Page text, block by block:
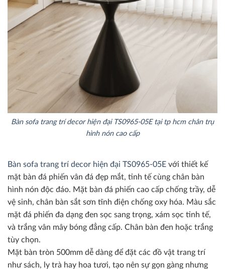
Bàn sofa trang trí decor hiện đại TS0965-05E tại tp hcm chân trụ
hình nón cao cấp
Bàn sofa trang trí decor hiện đại TS0965-05E với thiết kế
mặt bàn đá phiến vân đá đẹp mắt, tinh tế cùng chân bàn
hình nón độc đáo. Mặt bàn đá phiến cao cấp chống trầy, dễ
vệ sinh, chân bàn sắt sơn tĩnh điện chống oxy hóa. Màu sắc
mặt đá phiến đa dạng đen sọc sang trọng, xám sọc tinh tế,
và trắng vân mây bóng đẳng cấp. Chân bàn đen hoặc trắng
tùy chọn.
Mặt bàn tròn 500mm dễ dàng để đặt các đồ vật trang trí
như sách, ly trà hay hoa tươi, tạo nên sự gọn gàng nhưng